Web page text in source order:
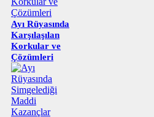
Ayı Rüyasında
Karşılaşılan
Korkular ve
Çözümleri